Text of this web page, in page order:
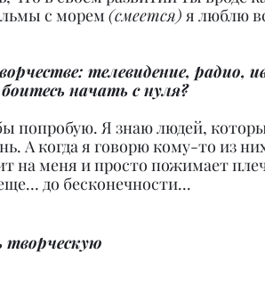
с морем (смеется) я люблю
телевидение, радио,
начать с нуля?
попробую. Я знаю людей,
А когда я говорю кому-то из
на меня и просто пожимает
до бесконечности...